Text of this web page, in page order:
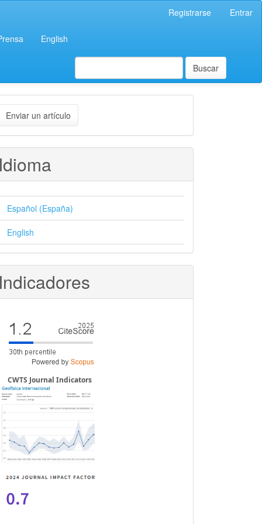
Registrarse Entrar
English
Buscar
Enviar un artículo
Idioma
Español (España)
English
Indicadores
CWTS Journal Indicators